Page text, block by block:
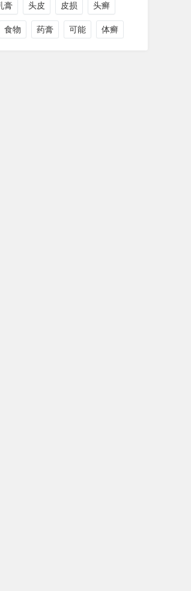
膏 头皮 皮损 头癣
食物 药膏 可能 体癣